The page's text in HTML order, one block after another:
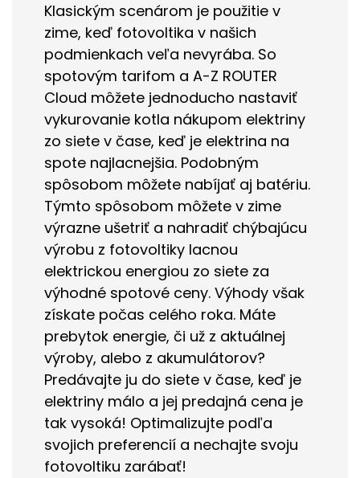
Klasickým scenárom je použitie v
zime, keď fotovoltika v našich
podmienkach veľa nevyrába. So
spotovým tarifom a A-Z ROUTER
Cloud môžete jednoducho nastaviť
vykurovanie kotla nákupom elektriny
zo siete v čase, keď je elektrina na
spote najlacnejšia. Podobným
spôsobom môžete nabíjať aj batériu.
Týmto spôsobom môžete v zime
výrazne ušetriť a nahradiť chýbajúcu
výrobu z fotovoltiky lacnou
elektrickou energiou zo siete za
výhodné spotové ceny. Výhody však
získate počas celého roka. Máte
prebytok energie, či už z aktuálnej
výroby, alebo z akumulátorov?
Predávajte ju do siete v čase, keď je
elektriny málo a jej predajná cena je
tak vysoká! Optimalizujte podľa
svojich preferencií a nechajte svoju
fotovoltiku zarábať!